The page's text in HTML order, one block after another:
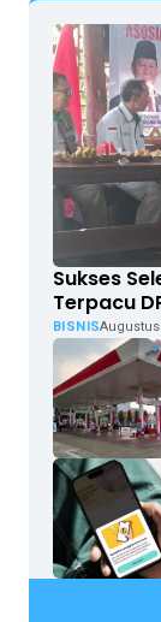
Sukses
Terpacu
BISNISAugustus